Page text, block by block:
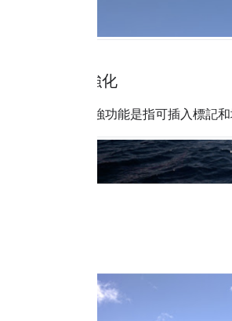
位置強化
位置加強功能是指可插入標記